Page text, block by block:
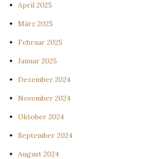
April 2025
März 2025
Februar 2025
Januar 2025
Dezember 2024
November 2024
Oktober 2024
September 2024
August 2024